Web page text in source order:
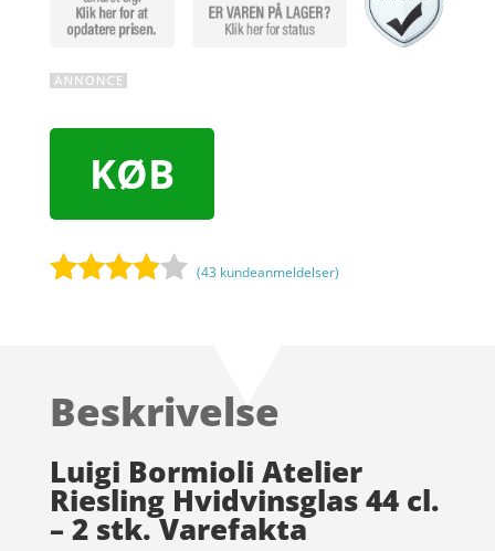
KØB
på
ømmels
er
(43 kundeanmeldelser)
Beskrivelse
Luigi Bormioli Atelier
Riesling Hvidvinsglas 44 cl.
– 2 stk. Varefakta